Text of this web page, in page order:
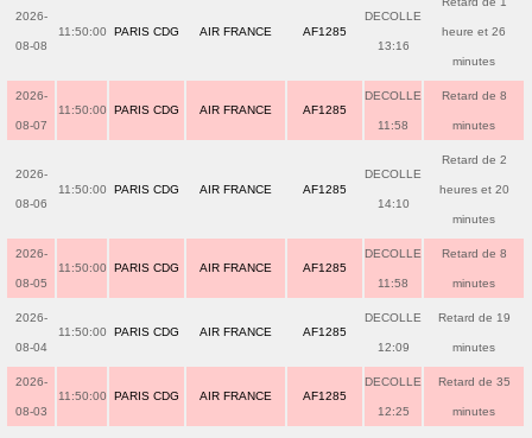
2026-
08-08
11:50:00 PARIS CDG AIR FRANCE AF1285
DECOLLE
13:16
heure et 26
minutes
2026-
08-07
11:50:00 PARIS CDG AIR FRANCE AF1285
DECOLLE
11:58
Retard de 8
minutes
2026-
08-06
11:50:00 PARIS CDG AIR FRANCE AF1285
DECOLLE
14:10
Retard de 2
heures et 20
minutes
2026-
08-05
11:50:00 PARIS CDG AIR FRANCE AF1285
DECOLLE
11:58
Retard de 8
minutes
2026-
08-04
11:50:00 PARIS CDG AIR FRANCE AF1285
DECOLLE
12:09
Retard de 19
minutes
2026-
08-03
11:50:00 PARIS CDG AIR FRANCE AF1285
DECOLLE
12:25
Retard de 35
minutes